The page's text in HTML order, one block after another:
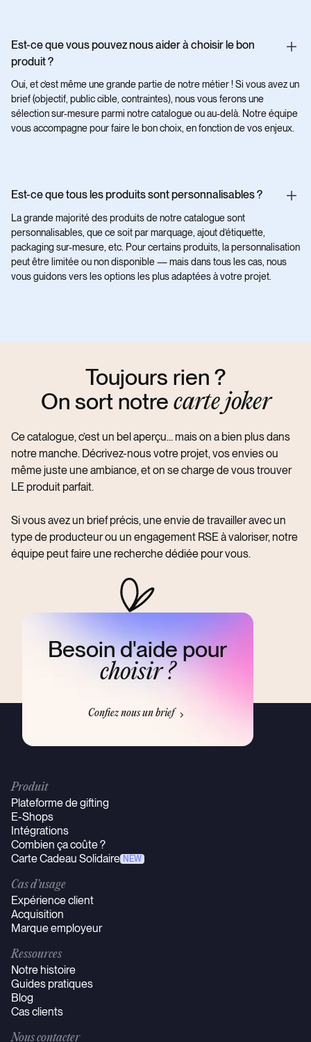
Est-ce que vous pouvez nous aider à choisir le bon
produit ?
Oui, et c’est même une grande partie de notre métier ! Si vous avez un
brief (objectif, public cible, contraintes), nous vous ferons une
sélection sur-mesure parmi notre catalogue ou au-delà. Notre équipe
vous accompagne pour faire le bon choix, en fonction de vos enjeux.
Est-ce que tous les produits sont personnalisables ?
La grande majorité des produits de notre catalogue sont
personnalisables, que ce soit par marquage, ajout d’étiquette,
packaging sur-mesure, etc. Pour certains produits, la personnalisation
peut être limitée ou non disponible — mais dans tous les cas, nous
vous guidons vers les options les plus adaptées à votre projet.
Toujours rien ?
On sort notre carte joker
Ce catalogue, c’est un bel aperçu… mais on a bien plus dans
notre manche. Décrivez-nous votre projet, vos envies ou
même juste une ambiance, et on se charge de vous trouver
LE produit parfait.
Si vous avez un brief précis, une envie de travailler avec un
type de producteur ou un engagement RSE à valoriser, notre
équipe peut faire une recherche dédiée pour vous.
Besoin d'aide pour
choisir ?
Confiez nous un brief
Produit
Plateforme de gifting
E-Shops
Intégrations
Combien ça coûte ?
Carte Cadeau Solidaire NEW
Cas d’usage
Expérience client
Acquisition
Marque employeur
Ressources
Notre histoire
Guides pratiques
Blog
Cas clients
Nous contacter